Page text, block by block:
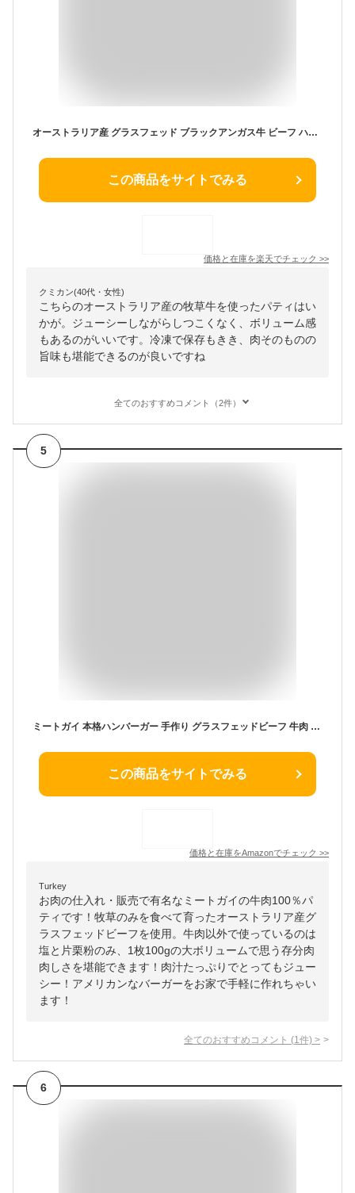
オーストラリア産 グラスフェッド ブラックアンガス牛 ビーフ ハンバーガー パティ 2枚 (150g x 2) 冷凍 牧草牛 無農薬 ホルモン剤不使用 抗生物質不使用 遺伝子組換え飼料不使用 ビーフパティ オージー・ビーフ 牛肉のみ オージー・ビーフ パスチャーフェッド
この商品をサイトでみる
価格と在庫を楽天でチェック >>
クミカン(40代・女性)
こちらのオーストラリア産の牧草牛を使ったパティはい
かが。ジューシーしながらしつこくなく、ボリューム感
もあるのがいいです。冷凍で保存もきき、肉そのものの
旨味も堪能できるのが良いですね
全てのおすすめコメント（2件）
5
ミートガイ 本格ハンバーガー 手作り グラスフェッドビーフ 牛肉 100% パティ (100g×4枚)
この商品をサイトでみる
価格と在庫をAmazonでチェック >>
Turkey
お肉の仕入れ・販売で有名なミートガイの牛肉100％パ
ティです！牧草のみを食べて育ったオーストラリア産グ
ラスフェッドビーフを使用。牛肉以外で使っているのは
塩と片栗粉のみ、1枚100gの大ボリュームで思う存分肉
肉しさを堪能できます！肉汁たっぷりでとってもジュー
シー！アメリカンなバーガーをお家で手軽に作れちゃい
ます！
全てのおすすめコメント (1 件) >
6